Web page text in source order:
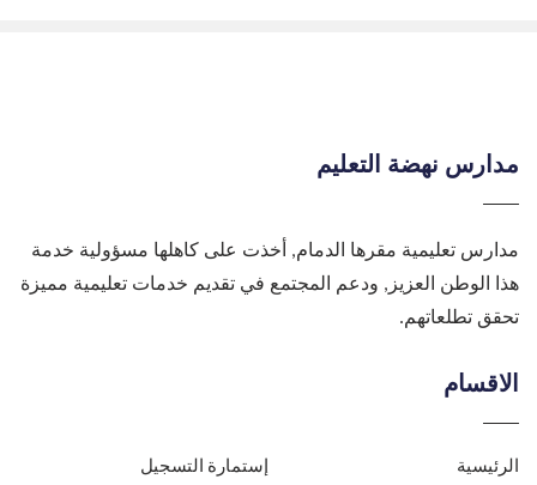
مدارس نهضة التعليم
مدارس تعليمية مقرها الدمام, أخذت على كاهلها مسؤولية خدمة
هذا الوطن العزيز, ودعم المجتمع في تقديم خدمات تعليمية مميزة
تحقق تطلعاتهم.
الاقسام
الرئيسية إستمارة التسجيل